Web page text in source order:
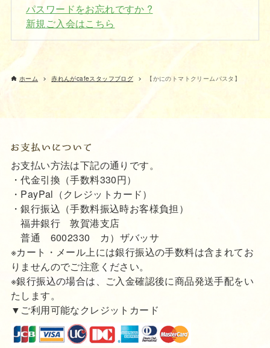
パスワードをお忘れですか ?
新規ご入会はこちら
ホーム 赤れんがcafeスタッフブログ 【かにのトマトクリームパスタ】
お支払い方法は下記の通りです。
・代金引換（手数料330円）
・PayPal（クレジットカード）
・銀行振込（手数料振込時お客様負担）
福井銀行 敦賀港支店
普通 6002330 カ）ザバッサ
※カート・メール上には銀行振込の手数料は含まれてお
りませんのでご注意ください。
※銀行振込の場合は、ご入金確認後に商品発送手配をい
たします。
▼ご利用可能なクレジットカード